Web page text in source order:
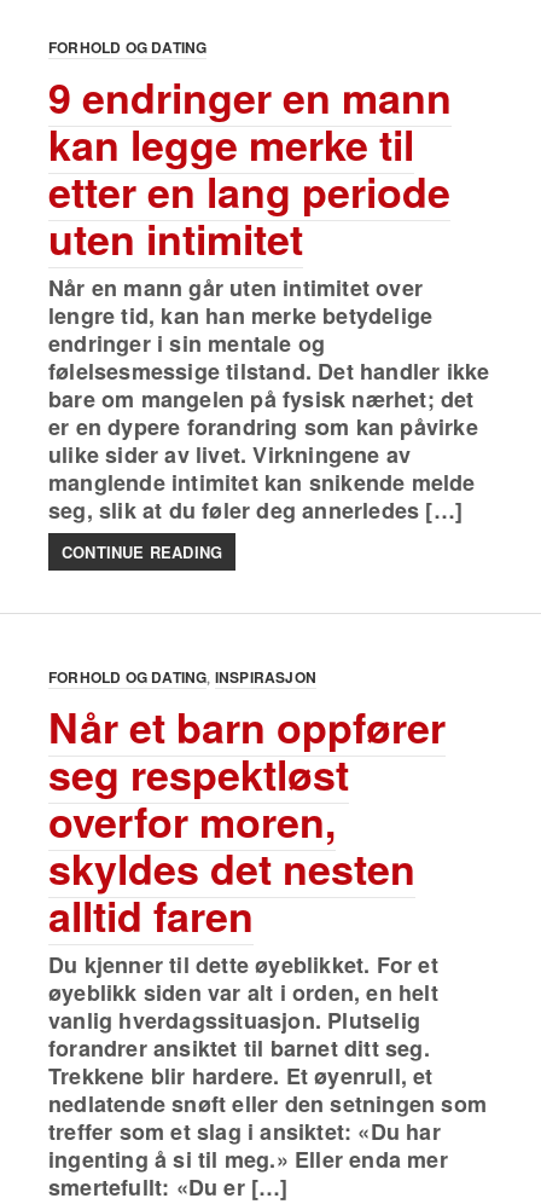
FORHOLD OG DATING
9 endringer en mann
kan legge merke til
etter en lang periode
uten intimitet
Når en mann går uten intimitet over
lengre tid, kan han merke betydelige
endringer i sin mentale og
følelsesmessige tilstand. Det handler ikke
bare om mangelen på fysisk nærhet; det
er en dypere forandring som kan påvirke
ulike sider av livet. Virkningene av
manglende intimitet kan snikende melde
seg, slik at du føler deg annerledes […]
CONTINUE READING
FORHOLD OG DATING INSPIRASJON
Når et barn oppfører
seg respektløst
overfor moren,
skyldes det nesten
alltid faren
Du kjenner til dette øyeblikket. For et
øyeblikk siden var alt i orden, en helt
vanlig hverdagssituasjon. Plutselig
forandrer ansiktet til barnet ditt seg.
Trekkene blir hardere. Et øyenrull, et
nedlatende snøft eller den setningen som
treffer som et slag i ansiktet: «Du har
ingenting å si til meg.» Eller enda mer
smertefullt: «Du er […]